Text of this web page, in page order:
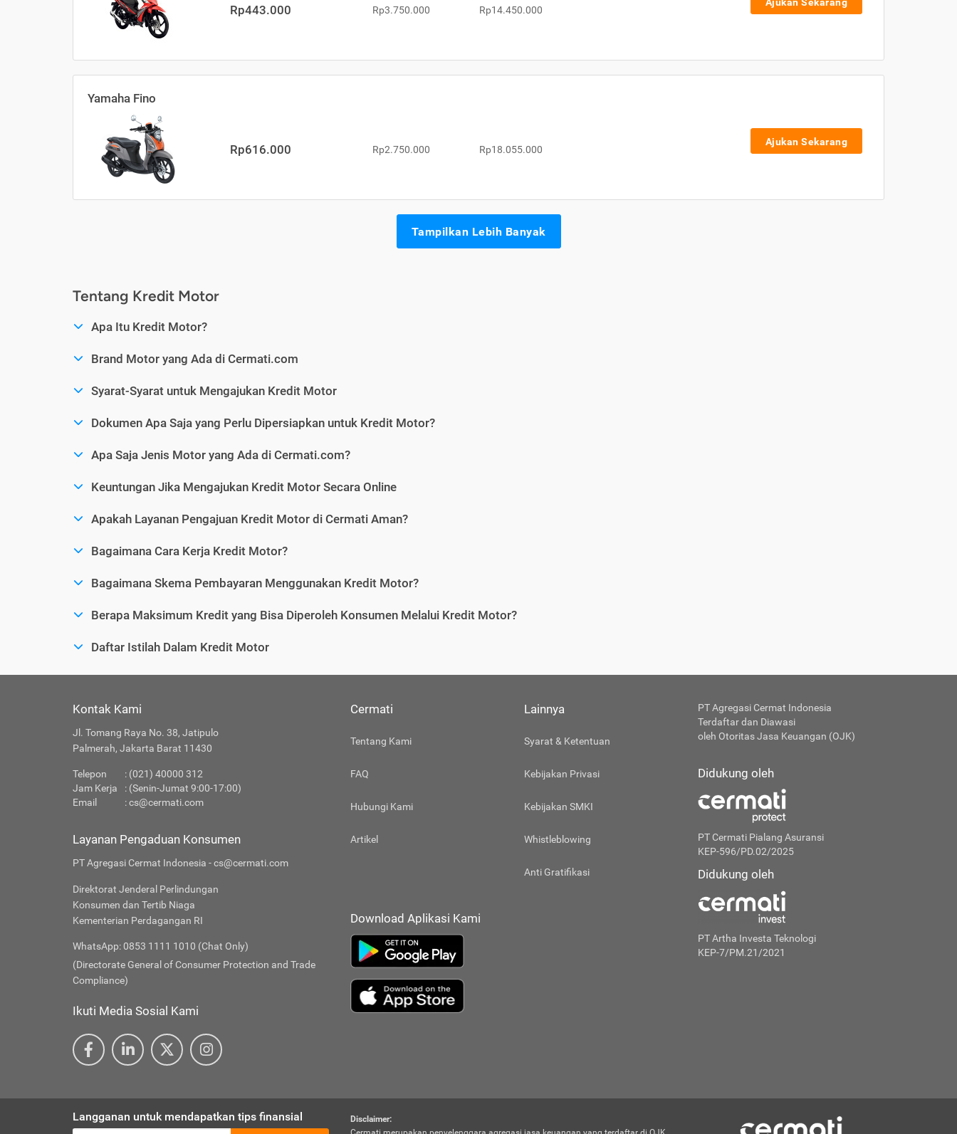
Rp443.000 Rp3.750.000 Rp14.450.000
Yamaha Fino
Rp616.000 Rp2.750.000 Rp18.055.000
Ajukan Sekarang
Tampilkan Lebih Banyak
Tentang Kredit Motor
Apa Itu Kredit Motor?
Brand Motor yang Ada di Cermati.com
Syarat-Syarat untuk Mengajukan Kredit Motor
Dokumen Apa Saja yang Perlu Dipersiapkan untuk Kredit Motor?
Apa Saja Jenis Motor yang Ada di Cermati.com?
Keuntungan Jika Mengajukan Kredit Motor Secara Online
Apakah Layanan Pengajuan Kredit Motor di Cermati Aman?
Bagaimana Cara Kerja Kredit Motor?
Bagaimana Skema Pembayaran Menggunakan Kredit Motor?
Berapa Maksimum Kredit yang Bisa Diperoleh Konsumen Melalui Kredit Motor?
Daftar Istilah Dalam Kredit Motor
Kontak Kami
Jl. Tomang Raya No. 38, Jatipulo
Palmerah, Jakarta Barat 11430
Telepon
: (021) 40000 312
Jam Kerja
: (Senin-Jumat 9:00-17:00)
Email
:cs@cermati.com
Layanan Pengaduan Konsumen
PT Agregasi Cermat Indonesia - cs@cermati.com
Direktorat Jenderal Perlindungan
Konsumen dan Tertib Niaga
Kementerian Perdagangan RI
WhatsApp: 0853 1111 1010 (Chat Only)
(Directorate General of Consumer Protection and Trade
Compliance)
Ikuti Media Sosial Kami
Cermati
Tentang Kami
FAQ
Hubungi Kami
Artikel
Lainnya
Syarat & Ketentuan
Kebijakan Privasi
Kebijakan SMKI
Whistleblowing
Anti Gratifikasi
Download Aplikasi Kami
PT Agregasi Cermat Indonesia
Terdaftar dan Diawasi
oleh Otoritas Jasa Keuangan (OJK)
Didukung oleh
PT Cermati Pialang Asuransi
KEP-596/PD.02/2025
Didukung oleh
PT Artha Investa Teknologi
KEP-7/PM.21/2021
Langganan untuk mendapatkan tips finansial
Disclaimer: